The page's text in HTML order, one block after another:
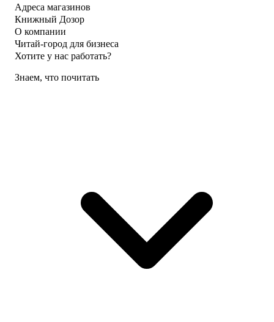
Адреса магазинов
Книжный Дозор
О компании
Читай-город для бизнеса
Хотите у нас работать?
Знаем, что почитать